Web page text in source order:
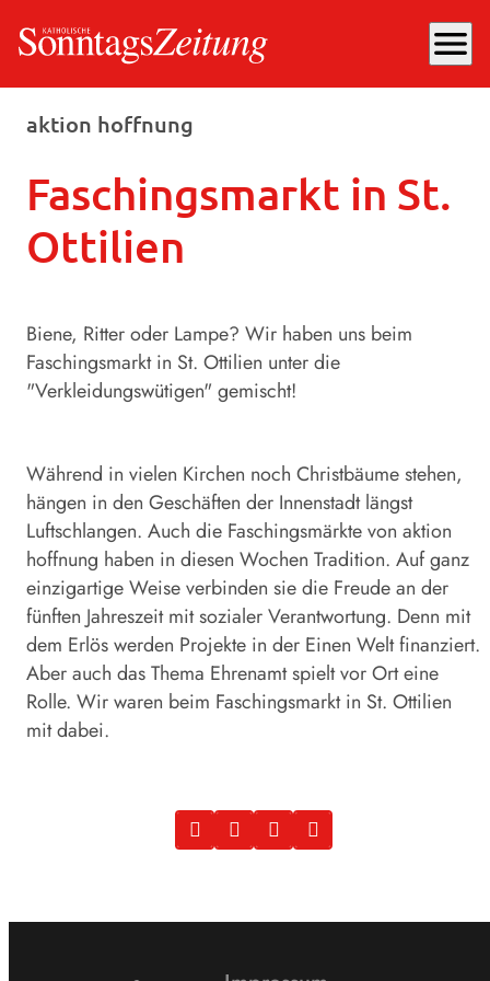
menu
Mittwoch, 14.01.2026, 10:49 Uhr
aktion hoffnung
Faschingsmarkt in St.
Ottilien
Biene, Ritter oder Lampe? Wir haben uns beim
Faschingsmarkt in St. Ottilien unter die
"Verkleidungswütigen" gemischt!
Während in vielen Kirchen noch Christbäume stehen,
hängen in den Geschäften der Innenstadt längst
Luftschlangen. Auch die Faschingsmärkte von aktion
hoffnung haben in diesen Wochen Tradition. Auf ganz
einzigartige Weise verbinden sie die Freude an der
fünften Jahreszeit mit sozialer Verantwortung. Denn mit
dem Erlös werden Projekte in der Einen Welt finanziert.
Aber auch das Thema Ehrenamt spielt vor Ort eine
Rolle. Wir waren beim Faschingsmarkt in St. Ottilien
mit dabei.